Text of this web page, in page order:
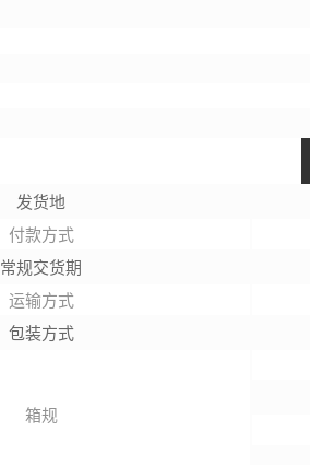
发货地
付款方式
常规交货期
运输方式
包装方式
箱规